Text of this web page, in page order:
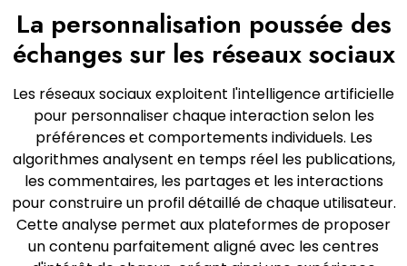
La personnalisation poussée des
échanges sur les réseaux sociaux
Les réseaux sociaux exploitent l'intelligence artificielle
pour personnaliser chaque interaction selon les
préférences et comportements individuels. Les
algorithmes analysent en temps réel les publications,
les commentaires, les partages et les interactions
pour construire un profil détaillé de chaque utilisateur.
Cette analyse permet aux plateformes de proposer
un contenu parfaitement aligné avec les centres